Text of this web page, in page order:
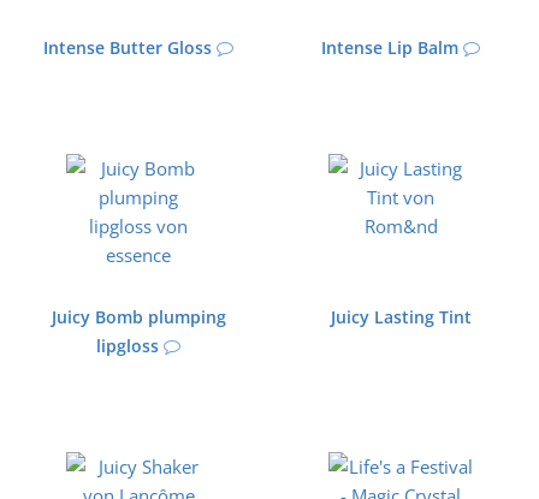
Intense Butter Gloss Intense Lip Balm
Juicy Bomb plumping
lipgloss
Juicy Lasting Tint